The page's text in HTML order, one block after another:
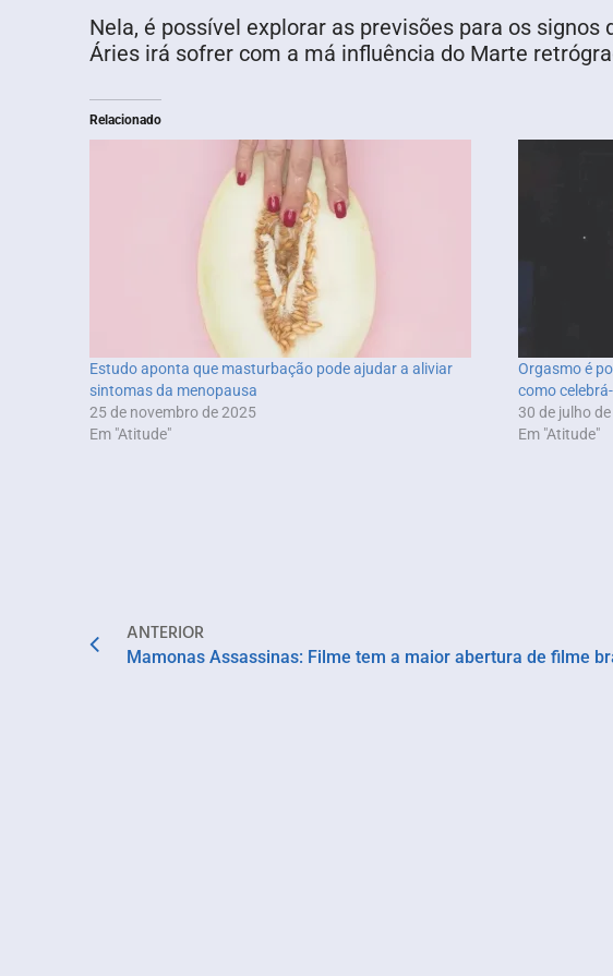
Nela, é possível explorar as previsões para os
Áries irá sofrer com a má influência do Marte
Relacionado
Estudo aponta que masturbação pode ajudar a aliviar
sintomas da menopausa
25 de novembro de 2025
Em "Atitude"
Orgasmo é
como
30 de julho
Em "Atitude"
ANTERIOR